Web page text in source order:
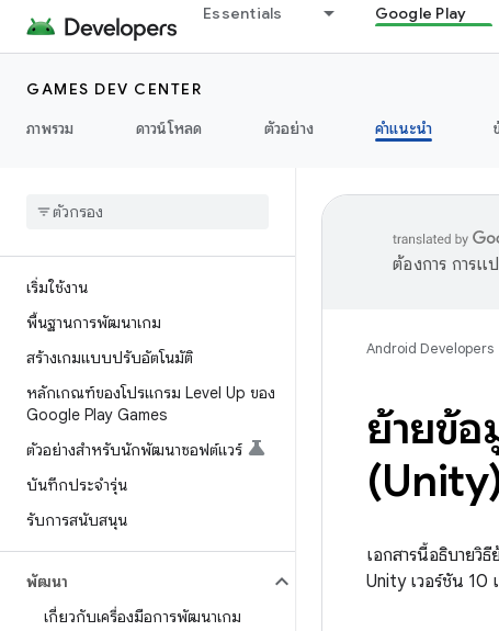
Essentials Google Play
GAMES DEV CENTER
ภาพรวม
ดาวน์โหลด ตัวอย่าง คำแนะนำ
เริ่มใช้งาน
พื้นฐานการพัฒนาเกม
สร้างเกมแบบปรับอัตโนมัติ
หลักเกณฑ์ของโปรแกรม Level Up ของ
Google Play Games
ตัวอย่างสำหรับนักพัฒนาซอฟต์แวร์
บันทึกประจำรุ่น
รับการสนับสนุน
พัฒนา
เกี่ยวกับเครื่องมือการพัฒนาเกม
ต้องการ การแ
Android Developers
ย้ายข้อ
เอกสารนี้อธิบายวิ
Unity เวอร์ชัน 10